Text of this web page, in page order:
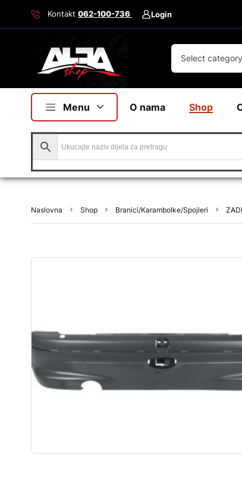
Kontakt 062-100-736 Login
Select category
Menu O nama Shop
Naslovna Shop Branici/Karambolke/Spojleri